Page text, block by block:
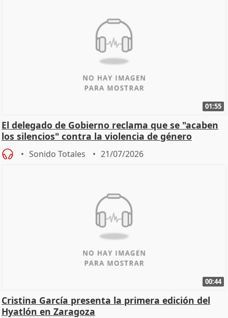
01:55
El delegado de Gobierno reclama que se "acaben
los silencios" contra la violencia de género
Sonido Totales 21/07/2026
00:44
Cristina García presenta la primera edición del
Hyatlón en Zaragoza